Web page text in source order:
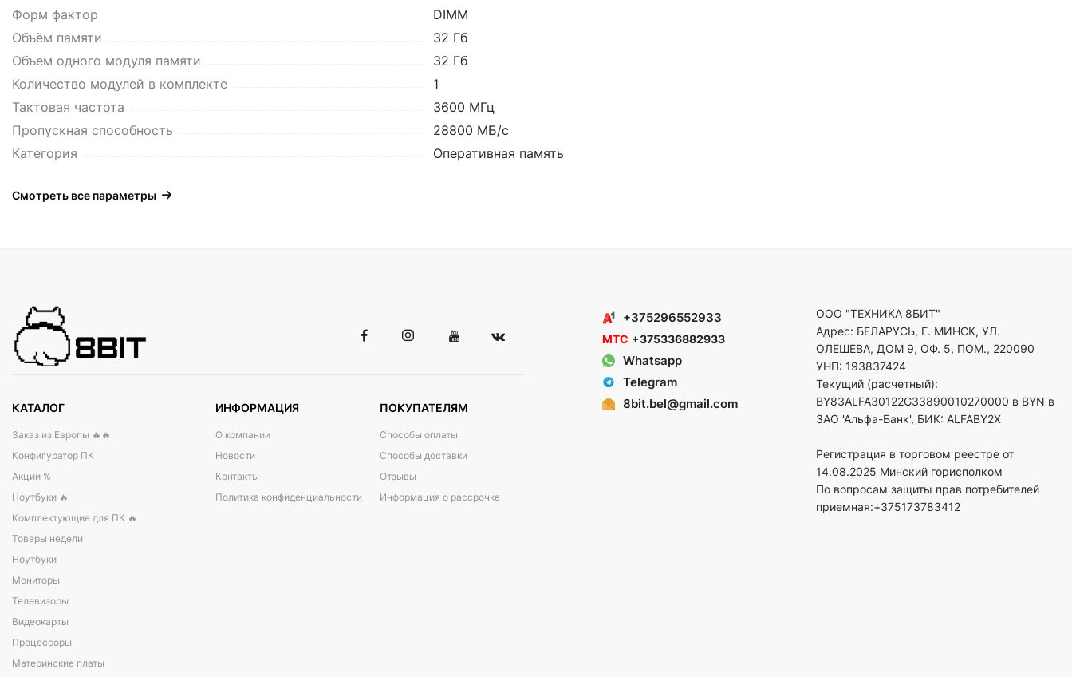
Форм фактор
DIMM
Объём памяти
32 Гб
Объем одного модуля памяти
32 Гб
Количество модулей в комплекте
1
Тактовая частота
3600 МГц
Пропускная способность
28800 МБ/с
Категория
Оперативная память
Смотреть все параметры
КАТАЛОГ
Заказ из Европы 🔥🔥
Конфигуратор ПК
Акции %
Ноутбуки 🔥
Комплектующие для ПК 🔥
Товары недели
Ноутбуки
Мониторы
Телевизоры
Видеокарты
Процессоры
Материнские платы
ИНФОРМАЦИЯ
О компании
Новости
Контакты
Политика конфиденциальности
ПОКУПАТЕЛЯМ
Способы оплаты
Способы доставки
Отзывы
Информация о рассрочке
+375296552933
МТС +375336882933
Whatsapp
Telegram
8bit.bel@gmail.com
ООО "ТЕХНИКА 8БИТ"
Адрес: БЕЛАРУСЬ, Г. МИНСК, УЛ.
ОЛЕШЕВА, ДОМ 9, ОФ. 5, ПОМ., 220090
УНП: 193837424
Текущий (расчетный):
BY83ALFA30122G33890010270000 в BYN в
ЗАО 'Альфа-Банк', БИК: ALFABY2X
Регистрация в торговом реестре от
14.08.2025 Минский горисполком
По вопросам защиты прав потребителей
приемная:+375173783412